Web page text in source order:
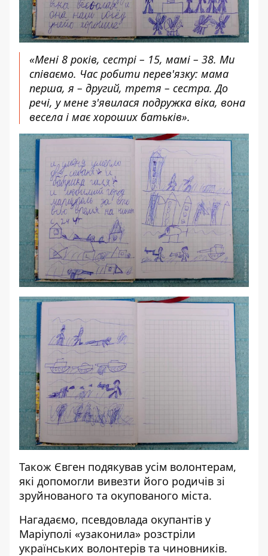
«Мені 8 років, сестрі – 15, мамі – 38. Ми
співаємо. Час робити перев'язку: мама
перша, я – другий, третя – сестра. До
речі, у мене з'явилася подружка віка, вона
весела і має хороших батьків».
Також Євген подякував усім волонтерам,
які допомогли вивезти його родичів зі
зруйнованого та окупованого міста.
Нагадаємо, псевдовлада окупантів у
Маріуполі «узаконила» розстріли
українських волонтерів та чиновників.